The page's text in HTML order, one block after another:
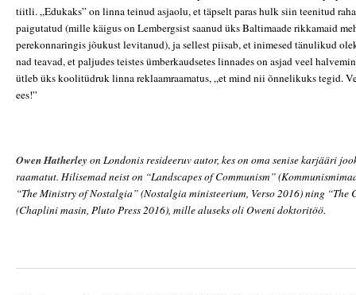
tiitli. „Edukaks” on linna teinud asjaolu, et täpselt paras hulk siin teenitud
paigutatud (mille käigus on Lembergsist saanud üks Baltimaade rikkamaid
perekonnaringis jõukust levitanud), ja sellest piisab, et inimesed tänulikud
nad teavad, et paljudes teistes ümberkaudsetes linnades on asjad veel
ütleb üks koolitüdruk linna reklaamraamatus, „et mind nii õnnelikuks tegid.
ees!”
Owen Hatherley on Londonis resideeruv autor, kes on oma senise karjääri
raamatut. Hilisemad neist on “Landscapes of Communism”
“The Ministry of Nostalgia” (Nostalgia ministeerium, Verso 2016) ning “The
(Chaplini masin, Pluto Press 2016), mille aluseks oli Oweni doktoritöö.